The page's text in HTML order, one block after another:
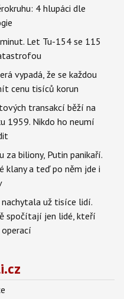
4 hlupáci dle
Let Tu-154 se 115
vypadá, že se každou
cenu tisíců korun
transakcí běží na
1959. Nikdo ho neumí
za biliony, Putin panikaří.
klany a teď po něm jde i
už tisíce lidí.
spočítají jen lidé, kteří